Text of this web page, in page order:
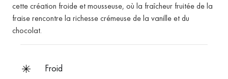
cette création froide et mousseuse, où la fraîcheur fruitée de la
fraise rencontre la richesse crémeuse de la vanille et du
chocolat.
froid